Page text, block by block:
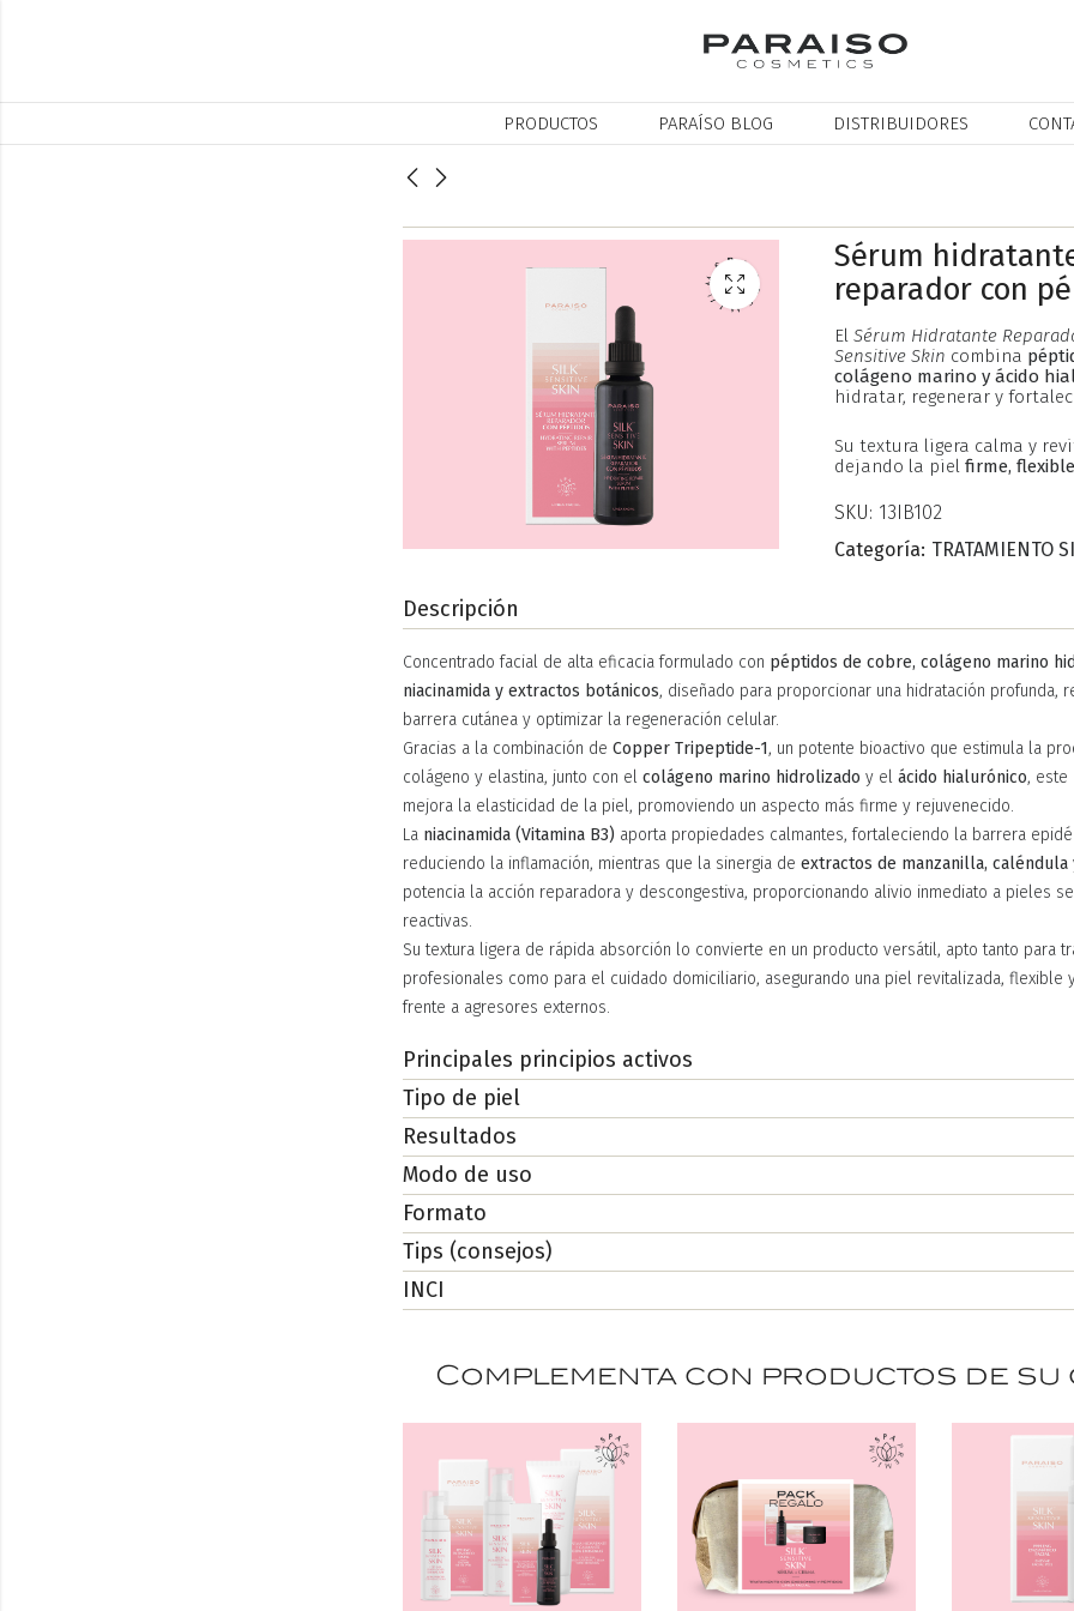
PRODUCTOS PARAÍSO BLOG DISTRIBUIDORES
Sérum
reparador con
El Sérum Hidratante
Sensitive Skin combina
colágeno marino y ácido
hidratar, regenerar y
Su textura ligera calma y
dejando la piel firme,
SKU: 13IB102
Categoría: TRATAMIENTO
Descripción
Concentrado facial de alta eficacia formulado con péptidos de cobre, colágeno marino
niacinamida y extractos botánicos, diseñado para proporcionar una hidratación profunda,
barrera cutánea y optimizar la regeneración celular.
Gracias a la combinación de Copper Tripeptide-1, un potente bioactivo que estimula la
colágeno y elastina, junto con el colágeno marino hidrolizado y el ácido hialurónico, este
mejora la elasticidad de la piel, promoviendo un aspecto más firme y rejuvenecido.
La niacinamida (Vitamina B3) aporta propiedades calmantes, fortaleciendo la barrera
reduciendo la inflamación, mientras que la sinergia de extractos de manzanilla, caléndula
potencia la acción reparadora y descongestiva, proporcionando alivio inmediato a pieles
reactivas.
Su textura ligera de rápida absorción lo convierte en un producto versátil, apto tanto para
profesionales como para el cuidado domiciliario, asegurando una piel revitalizada, flexible
frente a agresores externos.
Principales principios activos
Tipo de piel
Resultados
Modo de uso
Formato
Tips (consejos)
INCI
Complementa con productos de su